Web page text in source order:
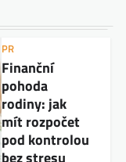
PR
Finanční
pohoda
rodiny: jak
mít rozpočet
pod kontrolou
bez stresu